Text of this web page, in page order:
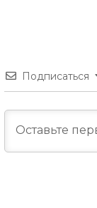
Подписаться